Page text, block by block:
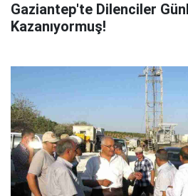
Gaziantep'te Dilenciler
Kazanıyormuş!